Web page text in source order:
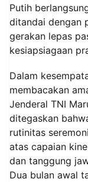
Putih
ditandai dengan
gerakan lepas
kesiapsiagaan
‎‎Dalam
membacakan
Jenderal TNI
ditegaskan
rutinitas
atas capaian
dan tanggung
Dua bulan awal